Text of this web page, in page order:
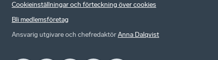
Cookieinställningar och förteckning över cookies
Bli medlemsföretag
Ansvarig utgivare och chefredaktörAnna Dalqvist